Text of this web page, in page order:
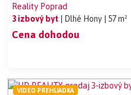
Reality Poprad
3 izbový byt
| Dlhé Hony | 57 m²
Cena dohodou
VIDEO PREHLIADKA